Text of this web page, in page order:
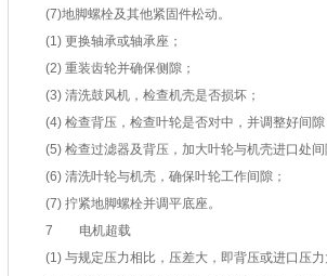
(7)地脚螺栓及其他紧固件松动。
(1) 更换轴承或轴承座；
(2) 重装齿轮并确保侧隙；
(3) 清洗鼓风机，检查机壳是否损坏；
(4) 检查背压，检查叶轮是否对中，并调整好间隙
(5) 检查过滤器及背压，加大叶轮与机壳进口处间
(6) 清洗叶轮与机壳，确保叶轮工作间隙；
(7) 拧紧地脚螺栓并调平底座。
7 电机超载
(1) 与规定压力相比，压差大，即背压或进口压力